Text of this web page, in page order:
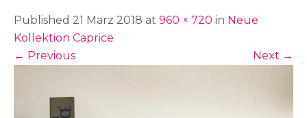
Published 21 März 2018 at 960 × 720 in Neue
Kollektion Caprice
← Previous Next →